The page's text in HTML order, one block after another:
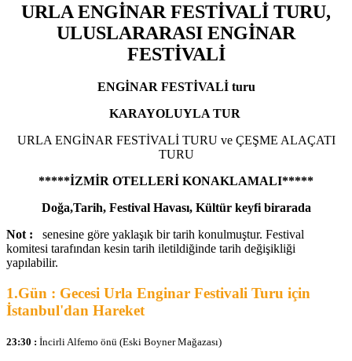
URLA ENGİNAR FESTİVALİ TURU,
ULUSLARARASI ENGİNAR
FESTİVALİ
ENGİNAR FESTİVALİ turu
KARAYOLUYLA TUR
URLA ENGİNAR FESTİVALİ TURU ve ÇEŞME ALAÇATI
TURU
*****İZMİR OTELLERİ KONAKLAMALI*****
Doğa,Tarih, Festival Havası, Kültür keyfi birarada
Not : senesine göre yaklaşık bir tarih konulmuştur. Festival
komitesi tarafından kesin tarih iletildiğinde tarih değişikliği
yapılabilir.
1.Gün : Gecesi Urla Enginar Festivali Turu için
İstanbul'dan Hareket
23:30 : İncirli Alfemo önü (Eski Boyner Mağazası)